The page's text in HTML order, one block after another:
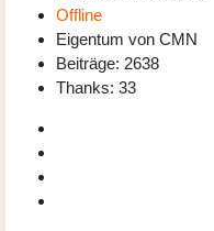
Offline
Eigentum von CMN
Beiträge: 2638
Thanks: 33